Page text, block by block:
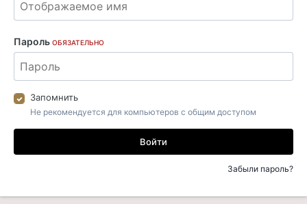
Пароль ОБЯЗАТЕЛЬНО
Запомнить
Не рекомендуется для компьютеров с общим доступом
Войти
Забыли пароль?